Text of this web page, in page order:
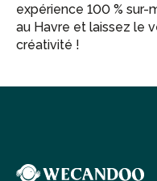
expérience 100 % sur-
au Havre et laissez le
créativité !